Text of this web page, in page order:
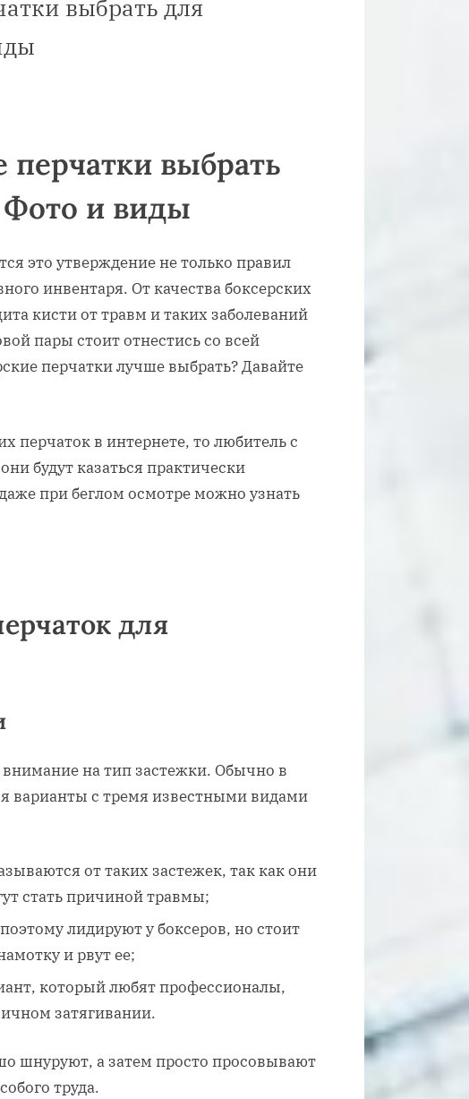
выбрать для
перчатки выбрать
Фото и виды
это утверждение не только правил
инвентаря. От качества боксерских
кисти от травм и таких заболеваний
пары стоит отнестись со всей
перчатки лучше выбрать? Давайте
перчаток в интернете, то любитель с
будут казаться практически
при беглом осмотре можно узнать
для
внимание на тип застежки. Обычно в
варианты с тремя известными видами
от таких застежек, так как они
стать причиной травмы;
лидируют у боксеров, но стоит
и рвут ее;
который любят профессионалы,
затягивании.
шнуруют, а затем просто просовывают
труда.